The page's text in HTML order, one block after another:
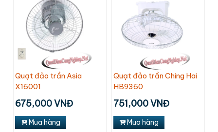
Quạt đảo trần Asia
X16001
675,000 VNĐ
Mua hàng
Quạt đảo trần Ching Hai
HB9360
751,000 VNĐ
Mua hàng